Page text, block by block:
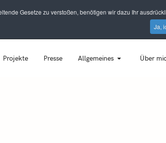
Gesetze zu verstoßen, benötigen wir dazu Ihr
Ja,
Projekte Presse Allgemeines Über